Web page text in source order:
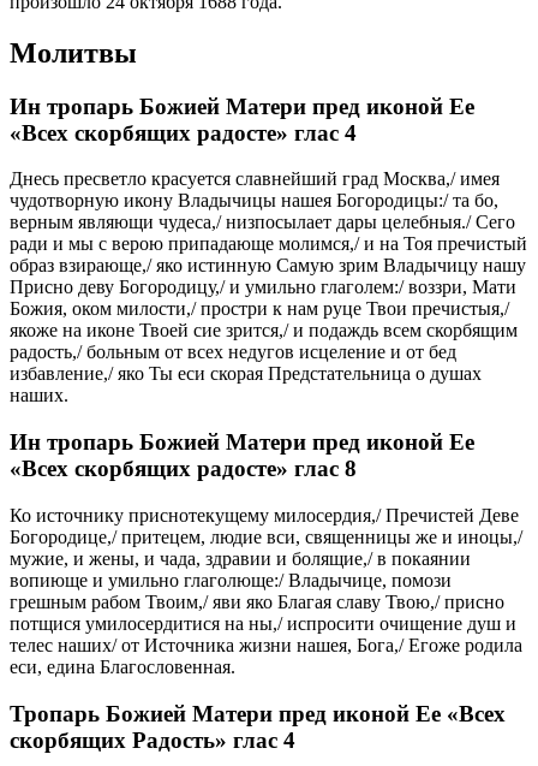
Молитвы
Ин тропарь Божией Матери пред иконой Ее
«Всех скорбящих радосте» глас 4
Днесь пресветло красуется славнейший град Москва,/ имея
чудотворную икону Владычицы нашея Богородицы:/ та бо,
верным являющи чудеса,/ низпосылает дары целебныя./ Сего
ради и мы с верою припадающе молимся,/ и на Тоя пречистый
образ взирающе,/ яко истинную Самую зрим Владычицу нашу
Присно деву Богородицу,/ и умильно глаголем:/ воззри, Мати
Божия, оком милости,/ простри к нам руце Твои пречистыя,/
якоже на иконе Твоей сие зрится,/ и подаждь всем скорбящим
радость,/ больным от всех недугов исцеление и от бед
избавление,/ яко Ты еси скорая Предстательница о душах
наших.
Ин тропарь Божией Матери пред иконой Ее
«Всех скорбящих радосте» глас 8
Ко источнику приснотекущему милосердия,/ Пречистей Деве
Богородице,/ притецем, людие вси, священницы же и иноцы,/
мужие, и жены, и чада, здравии и болящие,/ в покаянии
вопиюще и умильно глаголюще:/ Владычице, помози
грешным рабом Твоим,/ яви яко Благая славу Твою,/ присно
потщися умилосердитися на ны,/ испросити очищение душ и
телес наших/ от Источника жизни нашея, Бога,/ Егоже родила
еси, едина Благословенная.
Тропарь Божией Матери пред иконой Ее «Всех
скорбящих Радость» глас 4